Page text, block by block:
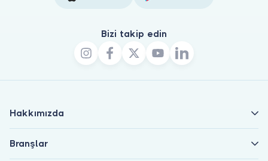
Bizi takip edin
Hakkımızda
Branşlar